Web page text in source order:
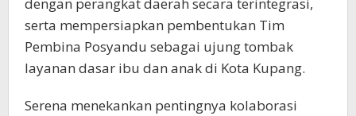
dengan perangkat daerah secara terintegrasi,
serta mempersiapkan pembentukan Tim
Pembina Posyandu sebagai ujung tombak
layanan dasar ibu dan anak di Kota Kupang.
Serena menekankan pentingnya kolaborasi